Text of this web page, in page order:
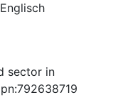
sector in